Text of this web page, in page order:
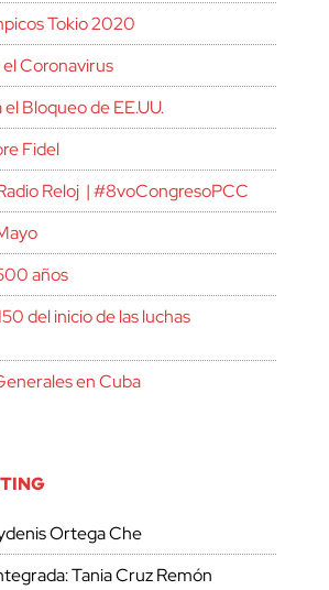
Tokio 2020
Coronavirus
Bloqueo de EE.UU.
Fidel
Reloj | #8voCongresoPCC
años
del inicio de las luchas
en Cuba
Ortega Che
Tania Cruz Remón